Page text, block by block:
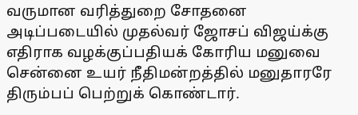
வருமான வரித்துறை சோதனை
அடிப்படையில் முதல்வர் ஜோசப் விஜய்க்கு
எதிராக வழக்குப்பதியக் கோரிய மனுவை
சென்னை உயர் நீதிமன்றத்தில் மனுதாரரே
திரும்பப் பெற்றுக் கொண்டார்.